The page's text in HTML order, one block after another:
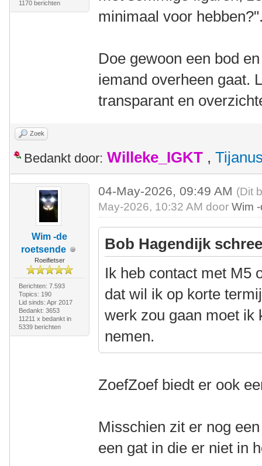
1170 berichten
minimaal voor
Doe gewoon een bod
iemand overheen gaat.
transparant en
Zoek
Bedankt door: Willeke_IGKT ,
Wim -de
roetsende
Roeifietser
Berichten: 7.593
Topics: 190
Lid sinds: Apr 2017
Bedankt: 3653
11211 x bedankt in
5339 berichten
04-May-2026, 09:49 AM (Dit
May-2026, 10:32 AM doorWim
Bob Hagendijk
Ik heb contact met M5
dat wil ik op korte
werk zou gaan moet ik
nemen.
ZoefZoef biedt er ook
Misschien zit er nog
een gat in die er niet in